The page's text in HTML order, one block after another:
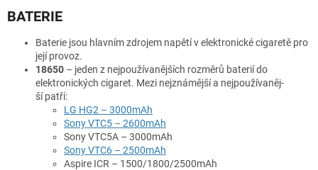
BATERIE
Baterie jsou hlavním zdrojem napětí v elektronické cigaretě pro
její provoz.
18650 – jeden z nejpoužívanějších rozměrů baterií do
elektronických cigaret. Mezi nejznámější a nejpoužívaněj­
ší patří:
LG HG2 – 3000mAh
Sony VTC5 – 2600mAh
Sony VTC5A – 3000mAh
Sony VTC6 – 2500mAh
Aspire ICR – 1500/1800/2500mAh